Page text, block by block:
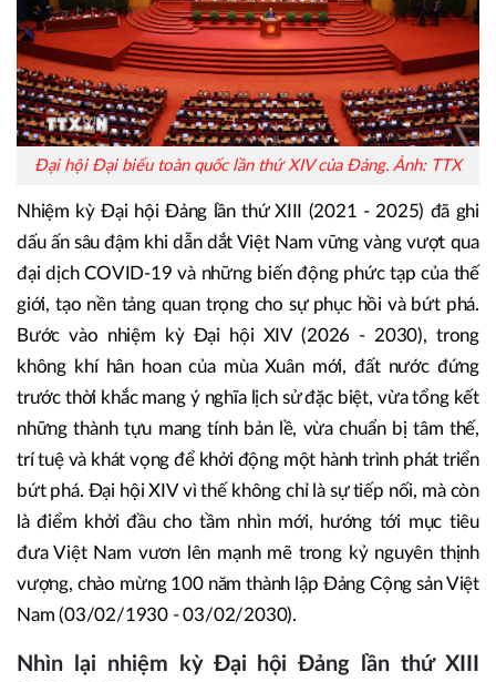
Đại hội Đại biểu toàn quốc lần thứ XIV của Đảng. Ảnh: TTX
Nhiệm kỳ Đại hội Đảng lần thứ XIII (2021 - 2025) đã ghi
dấu ấn sâu đậm khi dẫn dắt Việt Nam vững vàng vượt qua
đại dịch COVID-19 và những biến động phức tạp của thế
giới, tạo nền tảng quan trọng cho sự phục hồi và bứt phá.
Bước vào nhiệm kỳ Đại hội XIV (2026 - 2030), trong
không khí hân hoan của mùa Xuân mới, đất nước đứng
trước thời khắc mang ý nghĩa lịch sử đặc biệt, vừa tổng kết
những thành tựu mang tính bản lề, vừa chuẩn bị tâm thế,
trí tuệ và khát vọng để khởi động một hành trình phát triển
bứt phá. Đại hội XIV vì thế không chỉ là sự tiếp nối, mà còn
là điểm khởi đầu cho tầm nhìn mới, hướng tới mục tiêu
đưa Việt Nam vươn lên mạnh mẽ trong kỷ nguyên thịnh
vượng, chào mừng 100 năm thành lập Đảng Cộng sản Việt
Nam (03/02/1930 - 03/02/2030).
Nhìn lại nhiệm kỳ Đại hội Đảng lần thứ XIII